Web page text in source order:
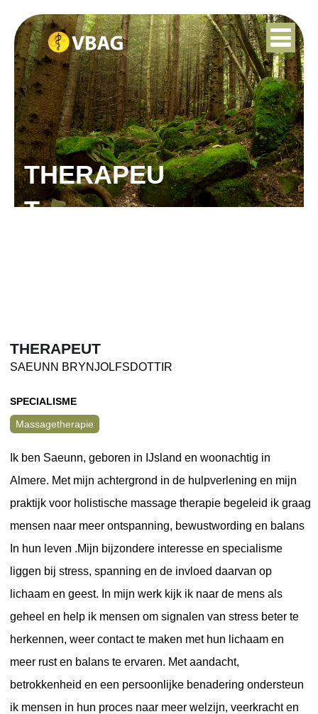
THERAPEU
T
THERAPEUT
SAEUNN BRYNJOLFSDOTTIR
SPECIALISME
Massagetherapie
Ik ben Saeunn, geboren in IJsland en woonachtig in
Almere. Met mijn achtergrond in de hulpverlening en mijn
praktijk voor holistische massage therapie begeleid ik graag
mensen naar meer ontspanning, bewustwording en balans
In hun leven .Mijn bijzondere interesse en specialisme
liggen bij stress, spanning en de invloed daarvan op
lichaam en geest. In mijn werk kijk ik naar de mens als
geheel en help ik mensen om signalen van stress beter te
herkennen, weer contact te maken met hun lichaam en
meer rust en balans te ervaren. Met aandacht,
betrokkenheid en een persoonlijke benadering ondersteun
ik mensen in hun proces naar meer welzijn, veerkracht en